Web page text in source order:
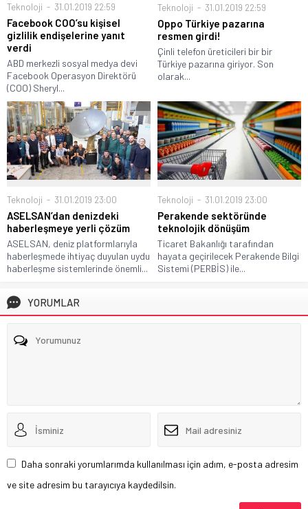
Teknoloji 31.01.2019 22:59
Facebook COO’su kişisel
gizlilik endişelerine yanıt
verdi
ABD merkezli sosyal medya devi
Facebook Operasyon Direktörü
(COO) Sheryl...
Teknoloji 31.01.2019 22:59
Oppo Türkiye pazarına
resmen girdi!
Çinli telefon üreticileri bir bir
Türkiye pazarına giriyor. Son
olarak...
Teknoloji 31.01.2019 23:00
ASELSAN’dan denizdeki
haberleşmeye yerli çözüm
ASELSAN, deniz platformlarıyla
haberleşmede ihtiyaç duyulan uydu
haberleşme sistemlerinde önemli...
Teknoloji 31.01.2019 23:00
Perakende sektöründe
teknolojik dönüşüm
Ticaret Bakanlığı tarafından
hayata geçirilecek Perakende Bilgi
Sistemi (PERBİS) ile...
YORUMLAR
Daha sonraki yorumlarımda kullanılması için adım, e-posta adresim
ve site adresim bu tarayıcıya kaydedilsin.